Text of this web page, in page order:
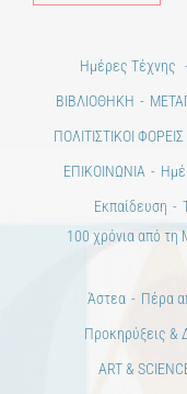
Ημέρες Τέχνης
ΒΙΒΛΙΟΘΗΚΗ
ΠΟΛΙΤΙΣΤΙΚΟΙ ΦΟΡΕΙΣ
ΕΠΙΚΟΙΝΩΝΙΑ
Εκπαίδευση
100 χρόνια από τη
Άστεα
Πέρα
Προκηρύξεις &
ART &